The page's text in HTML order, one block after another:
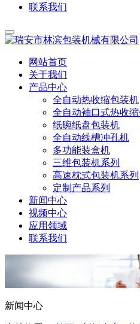
联系我们
网站首页
关于我们
产品中心
全自动热收缩包装机
全自动袖口式热收
纸碗纸盘包装机
全自动线槽冲孔机
多功能装盒机
三维包装机系列
高速枕式包装机系列
定制产品系列
新闻中心
视频中心
应用领域
联系我们
新闻中心